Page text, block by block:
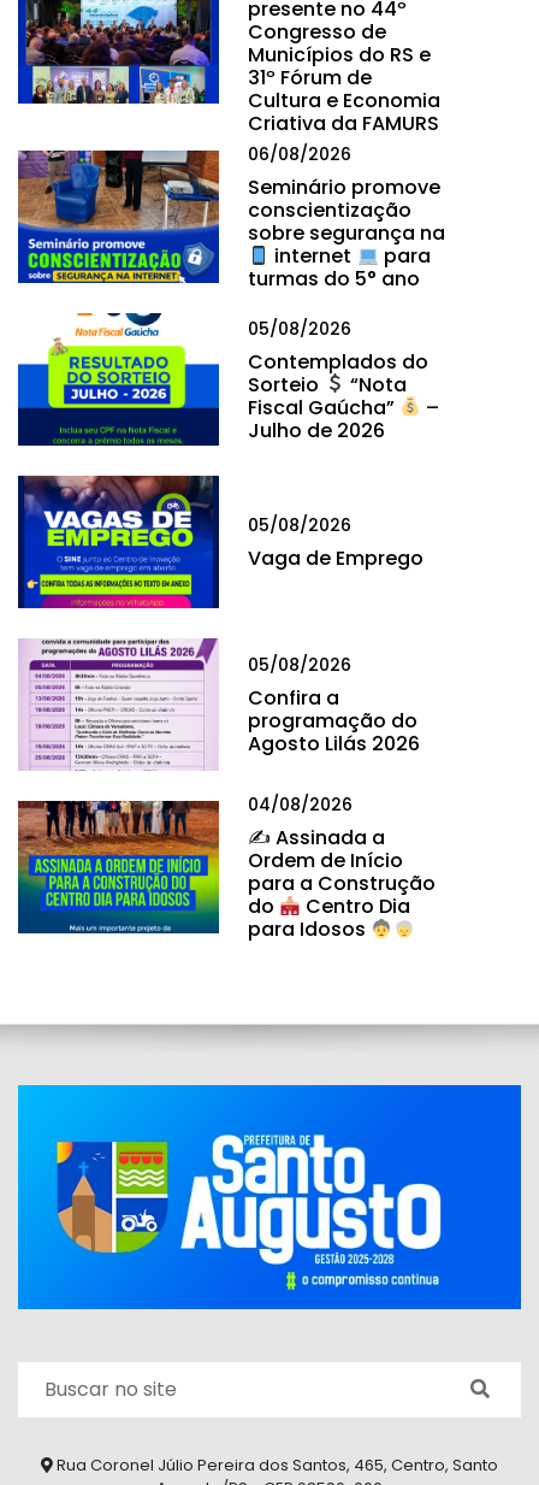
presente no 44º
Congresso de
Municípios do RS e
31º Fórum de
Cultura e Economia
Criativa da FAMURS
06/08/2026
Seminário promove
conscientização
sobre segurança na
internet
para
turmas do 5° ano
05/08/2026
Contemplados do
Sorteio
“Nota
Fiscal Gaúcha”
–
Julho de 2026
05/08/2026
Vaga de Emprego
05/08/2026
Confira a
programação do
Agosto Lilás 2026
04/08/2026
✍ Assinada a
Ordem de Início
para a Construção
do
Centro Dia
para Idosos
Rua Coronel Júlio Pereira dos Santos, 465, Centro, Santo